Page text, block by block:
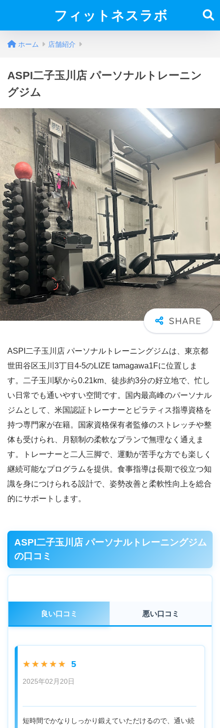
フィットネスラボ
ホーム 店舗紹介
ASPI二子玉川店 パーソナルトレーニン
グジム
ASPI二子玉川店 パーソナルトレーニングジムは、東京都
世田谷区玉川3丁目4-5のLIZE tamagawa1Fに位置しま
す。二子玉川駅から0.21km、徒歩約3分の好立地で、忙し
い日常でも通いやすい空間です。国内最高峰のパーソナル
ジムとして、米国認証トレーナーとピラティス指導資格を
持つ専門家が在籍。国家資格保有者監修のストレッチや整
体も受けられ、月額制の柔軟なプランで無理なく通えま
す。トレーナーと二人三脚で、運動が苦手な方でも楽しく
継続可能なプログラムを提供。食事指導は長期で役立つ知
識を身につけられる設計で、姿勢改善と柔軟性向上を総合
的にサポートします。
ASPI二子玉川店 パーソナルトレーニングジム
の口コミ
良い口コミ 悪い口コミ
★★★★★ 5
2025年02月20日
短時間でかなりしっかり鍛えていただけるので、通い続